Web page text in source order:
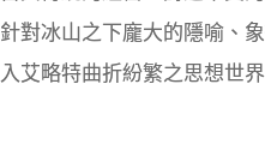
針對冰山之下龐大的隱喻、
入艾略特曲折紛繁之思想世